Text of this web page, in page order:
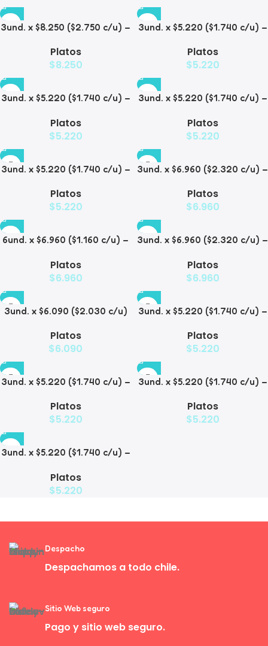
3und. x $8.250 ($2.750 c/u) –
Mascotas con Diseño de
Gatos
Platos
$8.250
3und. x $5.220 ($1.740 c/u) –
Mascotas Texturizado
Platos
$5.220
3und. x $5.220 ($1.740 c/u) –
Mascotas Diseño Pastel
Platos
$5.220
3und. x $5.220 ($1.740 c/u) –
Mascotas con Diseños
Estampados
Platos
$5.220
3und. x $5.220 ($1.740 c/u) –
Mascotas con Diseño
Platos
$5.220
3und. x $6.960 ($2.320 c/u) –
Mascotas con Patitas
Platos
$6.960
6und. x $6.960 ($1.160 c/u) –
Mascotas
Platos
$6.960
3und. x $6.960 ($2.320 c/u) –
Pollito
Platos
$6.960
3und. x $6.090 ($2.030 c/u)
Platos
$6.090
3und. x $5.220 ($1.740 c/u) –
Platos
$5.220
3und. x $5.220 ($1.740 c/u) –
Platos
$5.220
3und. x $5.220 ($1.740 c/u) –
Platos
$5.220
3und. x $5.220 ($1.740 c/u) –
Platos
$5.220
Despacho
Despachamos a todo chile.
Sitio Web seguro
Pago y sitio web seguro.